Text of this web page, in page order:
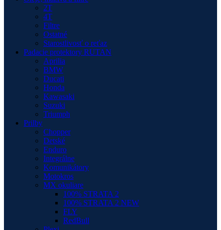
2T
4T
Filtre
Ostatné
Starostlivosť o reťaz
Padacie protektory RUTAN
Aprilia
BMW
Ducati
Honda
Kawasaki
Suzuki
Triumph
Prilby
Chopper
Detské
Enduro
Integrálne
Komunikátory
Motokros
MX okuliare
100% STRATA 2
100% STRATA 2 NEW
FLY
RedBull